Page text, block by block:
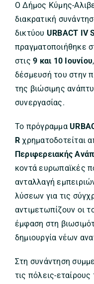
Ο Δήμος Κύμης-
διακρατική
δικτύου URBACT IV
πραγματοποιήθηκε
στις9 και 10 Ιουνίου
δέσμευσή του στην
της βιώσιμης
συνεργασίας.
Το πρόγραμμα
R χρηματοδοτείται
Περιφερειακής
κοντά ευρωπαϊκές
ανταλλαγή
λύσεων για τις
αντιμετωπίζουν οι
έμφαση στη
δημιουργία νέων
Στη συνάντηση
τις πόλεις-εταίρους